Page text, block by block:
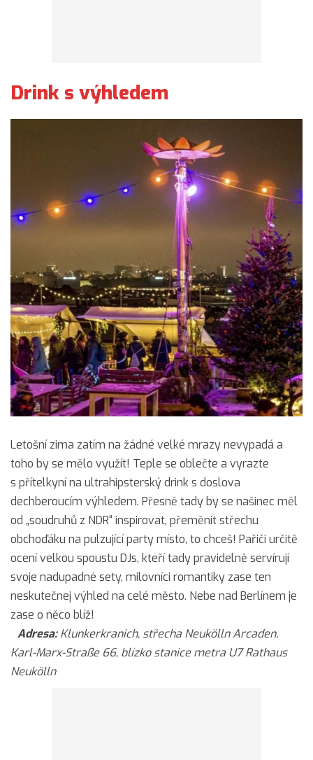
Drink s výhledem
Letošní zima zatím na žádné velké mrazy nevypadá a
toho by se mělo využít! Teple se oblečte a vyrazte
s přítelkyní na ultrahipsterský drink s doslova
dechberoucím výhledem. Přesně tady by se našinec měl
od „soudruhů z NDR“ inspirovat, přeměnit střechu
obchoďáku na pulzující party místo, to chceš! Pařiči určitě
ocení velkou spoustu DJs, kteří tady pravidelně servírují
svoje nadupadné sety, milovníci romantiky zase ten
neskutečnej výhled na celé město. Nebe nad Berlínem je
zase o něco blíž!
Adresa:Klunkerkranich, střecha Neukölln Arcaden,
Karl-Marx-Straße 66, blízko stanice metra U7 Rathaus
Neukölln